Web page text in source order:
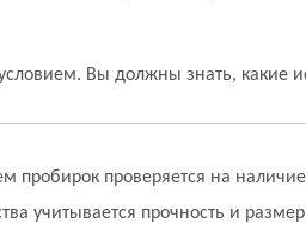
Вы должны знать,
пробирок проверяется на
учитывается прочность и